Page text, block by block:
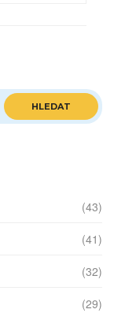
HLEDAT
(43)
(41)
(32)
(29)